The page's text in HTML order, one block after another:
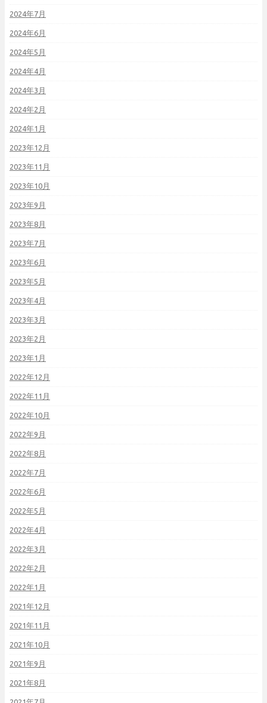
2024年7月
2024年6月
2024年5月
2024年4月
2024年3月
2024年2月
2024年1月
2023年12月
2023年11月
2023年10月
2023年9月
2023年8月
2023年7月
2023年6月
2023年5月
2023年4月
2023年3月
2023年2月
2023年1月
2022年12月
2022年11月
2022年10月
2022年9月
2022年8月
2022年7月
2022年6月
2022年5月
2022年4月
2022年3月
2022年2月
2022年1月
2021年12月
2021年11月
2021年10月
2021年9月
2021年8月